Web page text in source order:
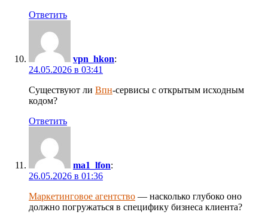
Ответить
vpn_hkon:
24.05.2026 в 03:41
Существуют ли Впн-сервисы с открытым исходным
кодом?
Ответить
ma1_lfon:
26.05.2026 в 01:36
Маркетинговое агентство — насколько глубоко оно
должно погружаться в специфику бизнеса клиента?